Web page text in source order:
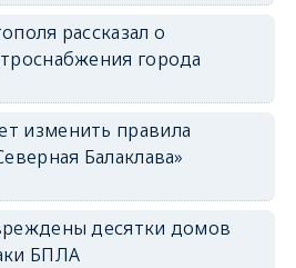
рассказал о
города
изменить правила
Балаклава»
десятки домов
БПЛА